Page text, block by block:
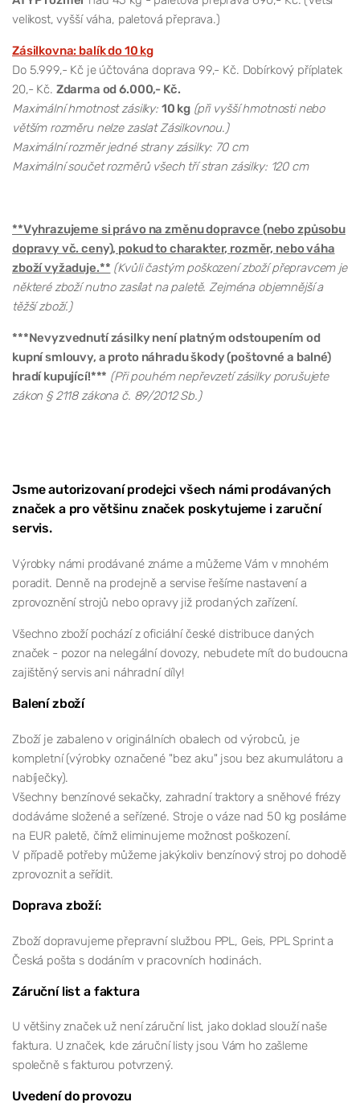
velikost, vyšší váha, paletová přeprava.)
Zásilkovna: balík do 10 kg
Do 5.999,- Kč je účtována doprava 99,- Kč. Dobírkový příplatek
20,- Kč. Zdarma od 6.000,- Kč.
Maximální hmotnost zásilky: 10 kg (při vyšší hmotnosti nebo
větším rozměru nelze zaslat Zásilkovnou.)
Maximální rozměr jedné strany zásilky: 70 cm
Maximální součet rozměrů všech tří stran zásilky: 120 cm
**Vyhrazujeme si právo na změnu dopravce (nebo způsobu
dopravy vč. ceny), pokud to charakter, rozměr, nebo váha
zboží vyžaduje.** (Kvůli častým poškození zboží přepravcem je
některé zboží nutno zasílat na paletě. Zejména objemnější a
těžší zboží.)
***Nevyzvednutí zásilky není platným odstoupením od
kupní smlouvy, a proto náhradu škody (poštovné a balné)
hradí kupující!*** (Při pouhém nepřevzetí zásilky porušujete
zákon § 2118 zákona č. 89/2012 Sb.)
Jsme autorizovaní prodejci všech námi prodávaných
značek a pro většinu značek poskytujeme i zaruční
servis.
Výrobky námi prodávané známe a můžeme Vám v mnohém
poradit. Denně na prodejně a servise řešíme nastavení a
zprovoznění strojů nebo opravy již prodaných zařízení.
Všechno zboží pochází z oficiální české distribuce daných
značek - pozor na nelegální dovozy, nebudete mít do budoucna
zajištěný servis ani náhradní díly!
Balení zboží
Zboží je zabaleno v originálních obalech od výrobců, je
kompletní (výrobky označené "bez aku" jsou bez akumulátoru a
nabíječky).
Všechny benzínové sekačky, zahradní traktory a sněhové frézy
dodáváme složené a seřízené. Stroje o váze nad 50 kg posíláme
na EUR paletě, čímž eliminujeme možnost poškození.
V případě potřeby můžeme jakýkoliv benzínový stroj po dohodě
zprovoznit a seřídit.
Doprava zboží:
Zboží dopravujeme přepravní službou PPL, Geis, PPL Sprint a
Česká pošta s dodáním v pracovních hodinách.
Záruční list a faktura
U většiny značek už není záruční list, jako doklad slouží naše
faktura. U značek, kde záruční listy jsou Vám ho zašleme
společně s fakturou potvrzený.
Uvedení do provozu